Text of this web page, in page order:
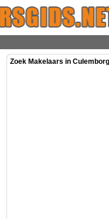
Zoek Makelaars in